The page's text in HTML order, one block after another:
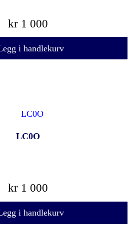
kr 1 000
i handlekurv
LC0O
kr 1 000
i handlekurv